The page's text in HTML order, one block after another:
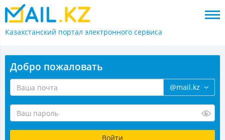
Казахстанский портал электронного сервиса
Добро пожаловать
@mail.kz